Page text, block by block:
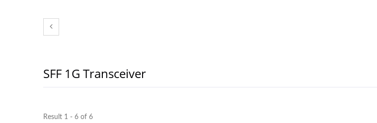
SFF 1G Transceiver
Result 1 - 6 of 6